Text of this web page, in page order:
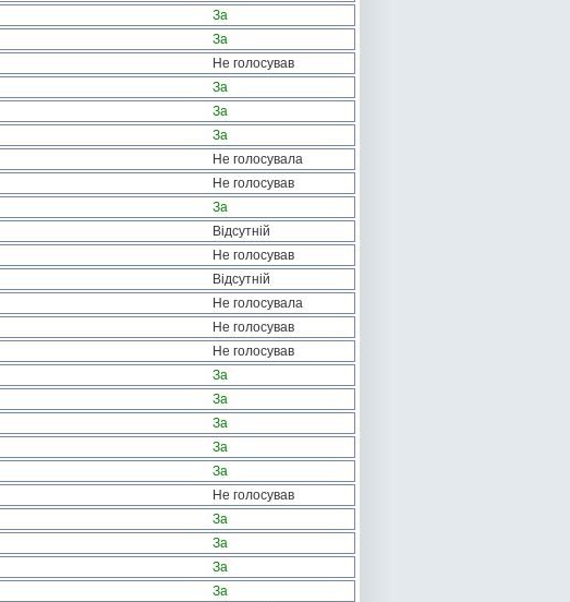
За
За
Не голосував
За
За
За
Не голосувала
Не голосував
За
Відсутній
Не голосував
Відсутній
Не голосувала
Не голосував
Не голосував
За
За
За
За
За
Не голосував
За
За
За
За